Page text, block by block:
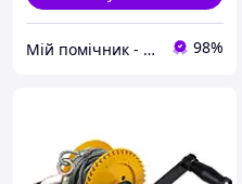
Мій помічник - інтернет магазин 98%